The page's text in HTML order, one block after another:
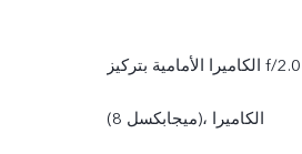
الكاميرا الأمامية بتركيز f/2.0
(8 ميجابكسل)، الكاميرا